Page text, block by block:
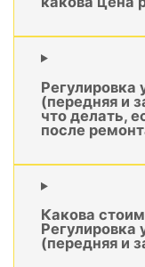
Регулировка
(передняя и
что делать,
после
Какова
Регулировка
(передняя и